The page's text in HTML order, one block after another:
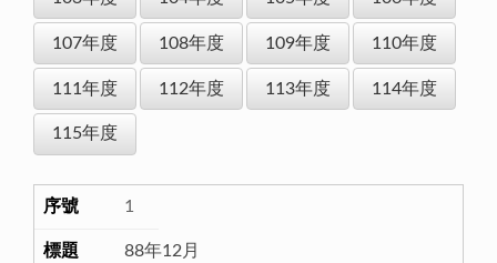
107年度 108年度 109年度 110年度
111年度 112年度 113年度 114年度
115年度
1
88年12月